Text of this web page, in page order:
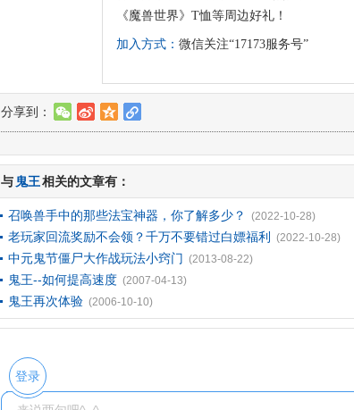
《魔兽世界》T恤等周边好礼！
加入方式： 微信关注“17173服务号”
分享到： w t z l
与 鬼王相关的文章有：
召唤兽手中的那些法宝神器，你了解多少？ (2022-10-28)
老玩家回流奖励不会领？千万不要错过白嫖福利 (2022-10-28)
中元鬼节僵尸大作战玩法小窍门 (2013-08-22)
鬼王--如何提高速度 (2007-04-13)
鬼王再次体验 (2006-10-10)
登录